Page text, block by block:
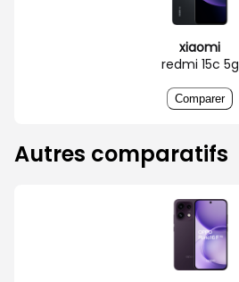
xiaomi
redmi 15c 5g
Comparer
Autres comparatifs